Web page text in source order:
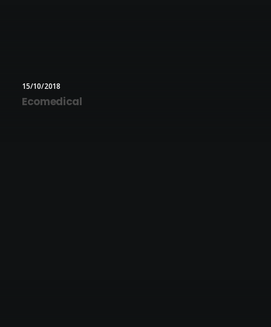
15/10/2018
Ecomedical